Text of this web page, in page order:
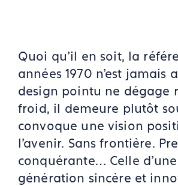
Quoi qu’il en soit, la
années 1970 n’est jamais
design pointu ne dégage
froid, il demeure plutôt
convoque une vision
l’avenir. Sans frontière.
conquérante… Celle
génération sincère et